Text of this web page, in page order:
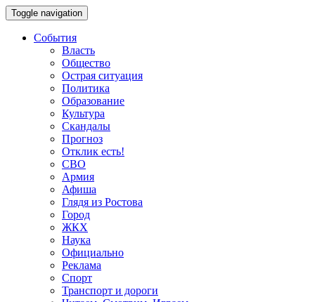
Toggle navigation
События
Власть
Общество
Острая ситуация
Политика
Образование
Культура
Скандалы
Прогноз
Отклик есть!
СВО
Армия
Афиша
Глядя из Ростова
Город
ЖКХ
Наука
Официально
Реклама
Спорт
Транспорт и дороги